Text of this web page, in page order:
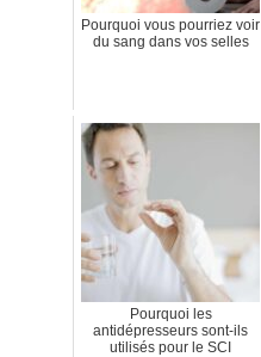
Pourquoi vous pourriez voir
du sang dans vos selles
Pourquoi les
antidépresseurs sont-ils
utilisés pour le SCI